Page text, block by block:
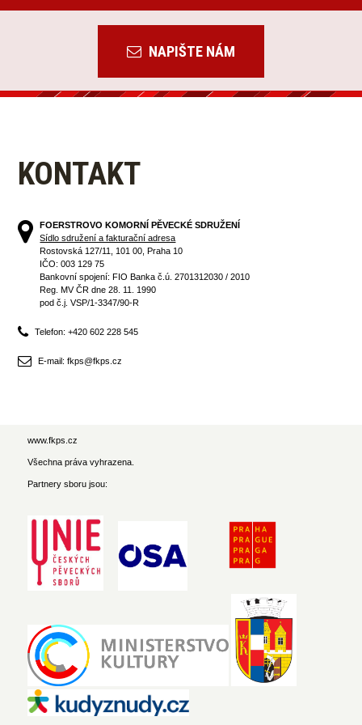
NAPIŠTE NÁM
KONTAKT
FOERSTROVO KOMORNÍ PĚVECKÉ SDRUŽENÍ
Sídlo sdružení a fakturační adresa
Rostovská 127/11, 101 00, Praha 10
IČO: 003 129 75
Bankovní spojení: FIO Banka č.ú. 2701312030 / 2010
Reg. MV ČR dne 28. 11. 1990
pod č.j. VSP/1-3347/90-R
Telefon: +420 602 228 545
E-mail: fkps@fkps.cz
www.fkps.cz
Všechna práva vyhrazena.
Partnery sboru jsou: